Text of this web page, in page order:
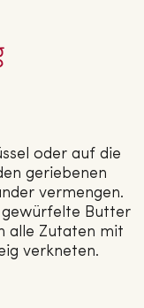
oder auf die
geriebenen
vermengen.
gewürfelte Butter
alle Zutaten mit
verkneten.